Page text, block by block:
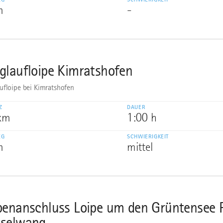
-
Kimratshofen
bei Kimratshofen
DAUER
1:00 h
SCHWIERIGKEIT
mittel
Loipe um den Grüntensee